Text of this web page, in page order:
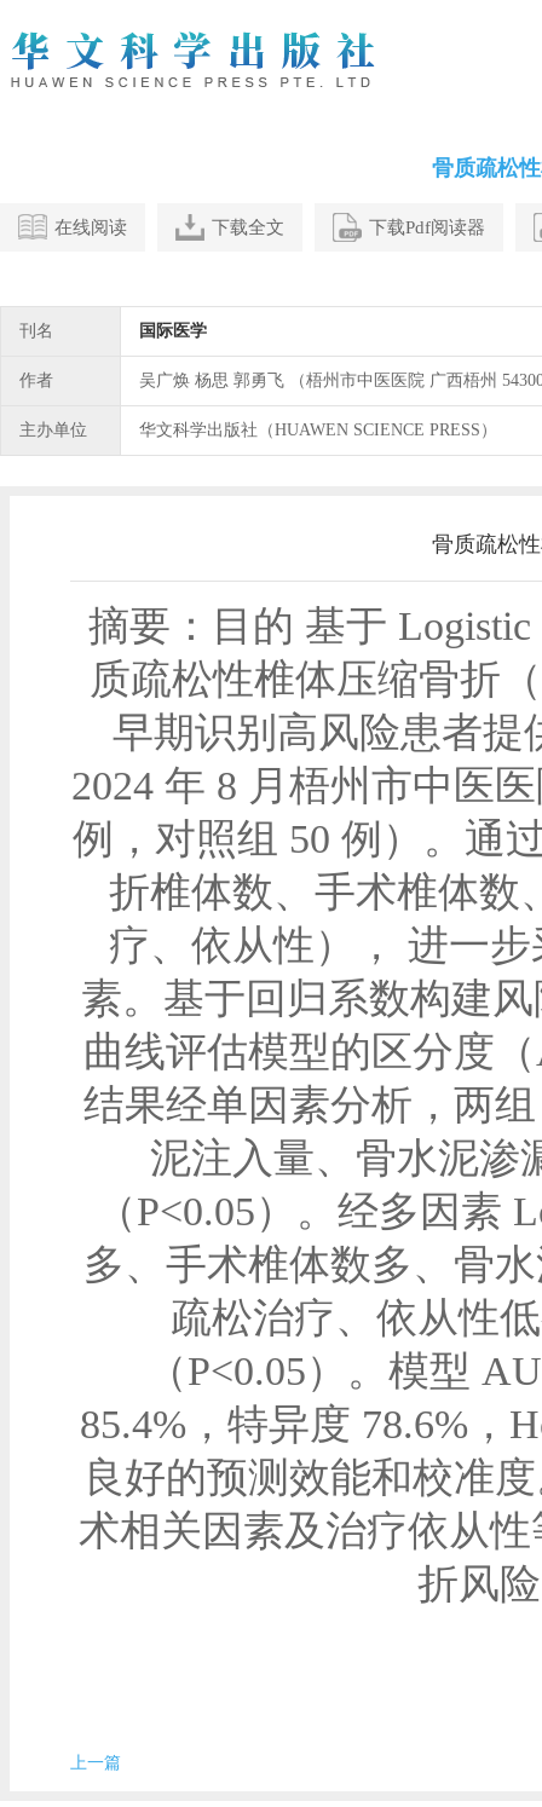
骨质疏松
在线阅读 下载全文 下载Pdf阅读器
刊名 国际医学
作者 吴广焕 杨思 郭勇飞 （梧州市中医医院 广西梧州
主办单位 华文科学出版社（HUAWEN SCIENCE PRESS）
骨质疏松
摘要：目的 基于
质疏松性椎体压缩骨折
早期识别高风险患者提
2024 年 8 月梧州市中医
例，对照组 50 例）。通
折椎体数、手术椎体数
疗、依从性）， 进一
素。基于回归系数构建
曲线评估模型的区分度
结果经单因素分析，两
泥注入量、骨水泥渗
（P<0.05）。经多因素
多、手术椎体数多、骨
疏松治疗、依从性
（P<0.05）。模型
85.4%，特异度 78.6%，
良好的预测效能和校准
术相关因素及治疗依从
折风
上一篇